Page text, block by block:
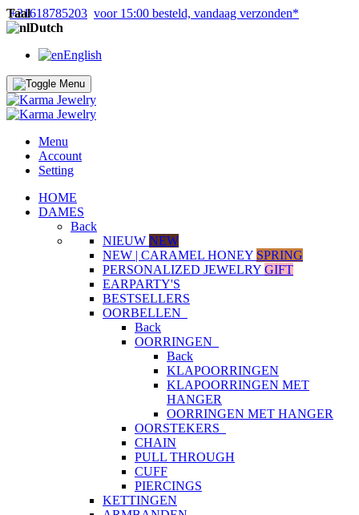
+31618785203 voor 15:00 besteld, vandaag verzonden*
Taal
Dutch
English
Menu
Account
Setting
HOME
DAMES
Back
NIEUW NEW
NEW | CARAMEL HONEY SPRING
PERSONALIZED JEWELRY GIFT
EARPARTY'S
BESTSELLERS
OORBELLEN
Back
OORRINGEN
Back
KLAPOORRINGEN
KLAPOORRINGEN MET
HANGER
OORRINGEN MET HANGER
OORSTEKERS
CHAIN
PULL THROUGH
CUFF
PIERCINGS
KETTINGEN